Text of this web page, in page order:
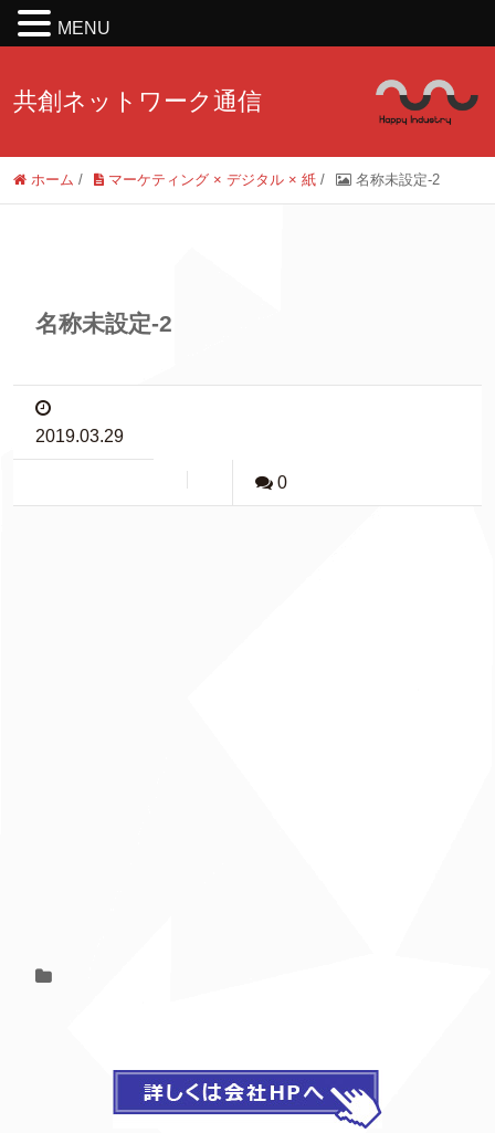
共創ネットワーク通信
ホーム / マーケティング × デジタル × 紙 / 名称未設定-2
名称未設定-2
2019.03.29
0
MENU